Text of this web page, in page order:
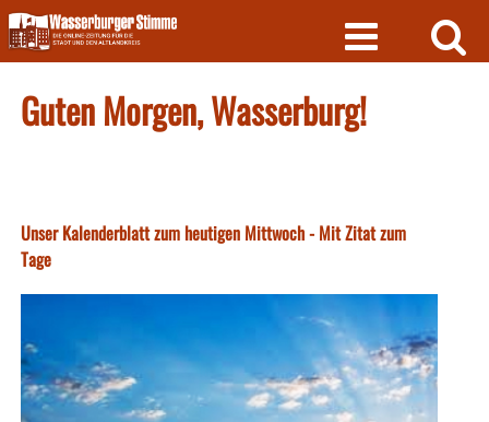
Skip
to
content
Guten Morgen, Wasserburg!
Unser Kalenderblatt zum heutigen Mittwoch - Mit Zitat zum
Tage